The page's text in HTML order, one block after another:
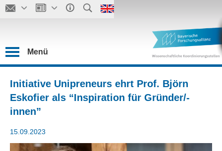
Menü
Initiative Unipreneurs ehrt Prof. Björn
Eskofier als “Inspiration für Gründer/-
innen”
15.09.2023